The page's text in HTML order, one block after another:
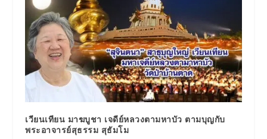
เวียนเทียน มาฆบูชา เจดีย์หลวงตามหาบัว ตามบุญกับ
พระอาจารย์สุธรรม สุธัมโม